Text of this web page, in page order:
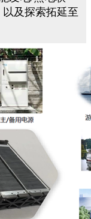
及探索拓延至